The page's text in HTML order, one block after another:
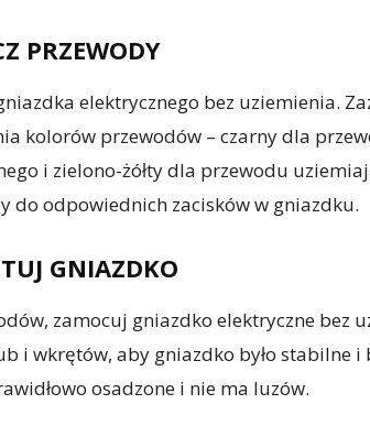
PRZEWODY
elektrycznego bez uziemienia.
kolorów przewodów – czarny dla
i zielono-żółty dla przewodu
do odpowiednich zacisków w gniazdku.
GNIAZDKO
zamocuj gniazdko elektryczne bez
i wkrętów, aby gniazdko było stabilne i
osadzone i nie ma luzów.